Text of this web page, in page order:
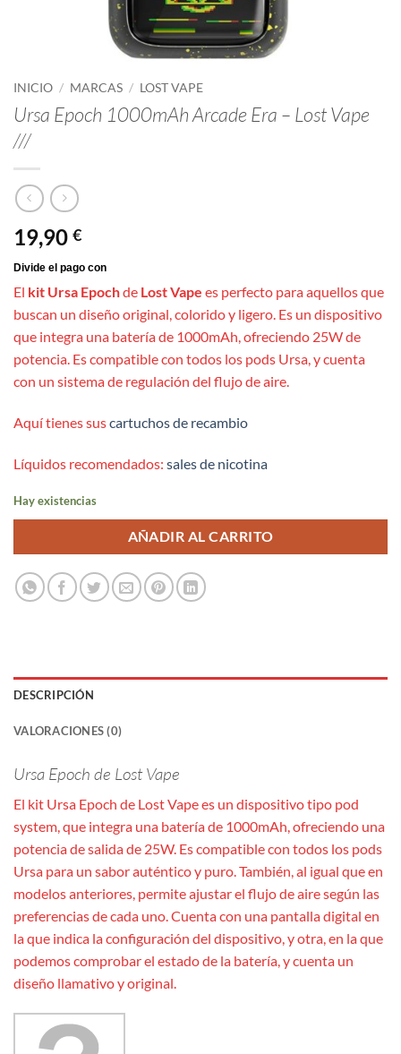
INICIO / MARCAS / LOST VAPE
Ursa Epoch 1000mAh Arcade Era – Lost Vape
///
19,90 €
El kit Ursa Epochde Lost Vape es perfecto para aquellos que
buscan un diseño original, colorido y ligero. Es un dispositivo
que integra una batería de 1000mAh, ofreciendo 25W de
potencia. Es compatible con todos los pods Ursa, y cuenta
con un sistema de regulación del flujo de aire.
Aquí tienes suscartuchos de recambio
Líquidos recomendados: sales de nicotina
Hay existencias
AÑADIR AL CARRITO
DESCRIPCIÓN
VALORACIONES (0)
Ursa Epoch de Lost Vape
El kit Ursa Epoch de Lost Vape es un dispositivo tipo pod
system, que integra una batería de 1000mAh, ofreciendo una
potencia de salida de 25W. Es compatible con todos los pods
Ursa para un sabor auténtico y puro. También, al igual que en
modelos anteriores, permite ajustar el flujo de aire según las
preferencias de cada uno. Cuenta con una pantalla digital en
la que indica la configuración del dispositivo, y otra, en la que
podemos comprobar el estado de la batería, y cuenta un
diseño llamativo y original.